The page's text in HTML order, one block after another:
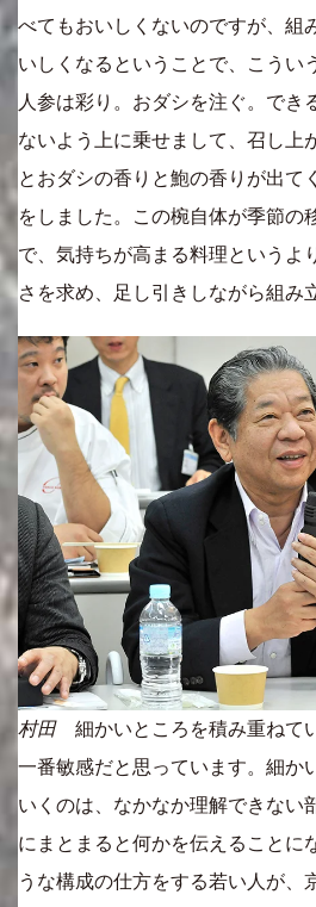
べてもおいしくないのですが、組
いしくなるということで、こうい
人参は彩り。おダシを注ぐ。でき
ないよう上に乗せまして、召し上
とおダシの香りと鮑の香りが出て
をしました。この椀自体が季節の
で、気持ちが高まる料理というよ
さを求め、足し引きしながら組み
村田細かいところを積み重ねて
一番敏感だと思っています。細か
いくのは、なかなか理解できない
にまとまると何かを伝えることに
うな構成の仕方をする若い人が、